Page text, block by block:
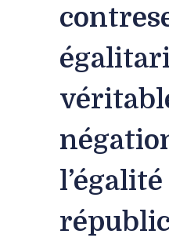
l’égalité